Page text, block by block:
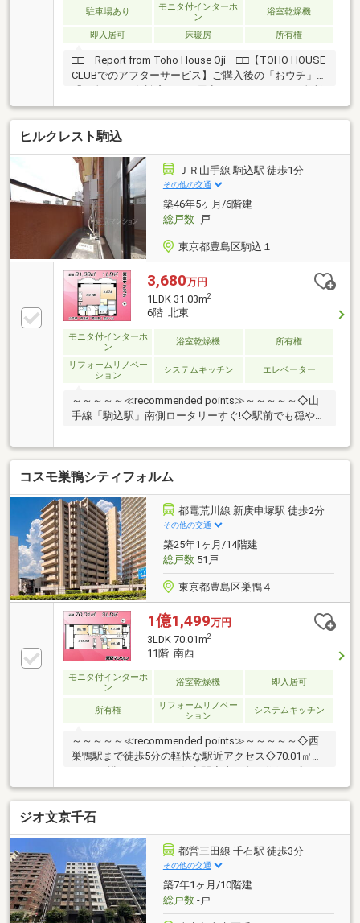
要望に沿った住宅ローンをご紹介します。物件の詳細
について、ご見学希望のお客様は下記番号までお気軽
にご連絡下さい。お問い合わせ専用フリーダイヤル ：
０１２０－０６３－００２
駐車場あり
モニタ付インターホ
ン
浴室乾燥機
即入居可 床暖房 所有権
□□ Report from Toho House Oji □□【TOHO HOUSE
CLUBでのアフターサービス】ご購入後の「おウチ」と
上昇時のリスクヘッジ、借換え相談、繰上返済のタイ
ミング、各種保険の見直し・・・etc・おウチの設備保
証や定期点検、駆け付けサービス・・・etc購入前のタ
イミングは勿論、購入後のご不安につきましてもご相
談可能です！まずはお気軽に現地をご覧下さいませ。
物件の詳細について、ご見学希望のお客様は下記番号
までお気軽にご連絡下さい。お問い合わせ専用フリー
ダイヤル ： ０１２０－６６１－０４０
ヒルクレスト駒込
ＪＲ山手線 駒込駅 徒歩1分
その他の交通
築46年5ヶ月/6階建
総戸数-戸
東京都豊島区駒込１
3,680万円
1LDK 31.03m2
6階 北東
モニタ付インターホ
ン
浴室乾燥機 所有権
リフォームリノベー
ション
システムキッチン エレベーター
～～～～～≪recommended points≫～～～～～◇山
手線「駒込駅」南側ロータリーすぐ!◇駅前でも穏や
望が抜けております!◇フルリノベ実施!ウォークイン
クローゼット付!◇オートロック完備で不在時も安心で
す!～～～～～～～～～～～～～～～～～～～～～～◆
頭金0円から購入可!長期低金利50年ローン!◆提携銀行
多数、住宅ローンご相談下さい!◆車でまとめてご案
内!自宅まで送迎も可!◆年中無休!即日対応させていた
だきます!◆5000円QUOプレゼントキャンペーン♪◆フ
ジテレビ等でCM放映♪
コスモ巣鴨シティフォルム
都電荒川線 新庚申塚駅 徒歩2分
その他の交通
築25年1ヶ月/14階建
総戸数51戸
東京都豊島区巣鴨４
1億1,499万円
3LDK 70.01m2
11階 南西
モニタ付インターホ
ン
浴室乾燥機 即入居可
所有権
リフォームリノベー
ション
システムキッチン
～～～～～≪recommended points≫～～～～～◇西
巣鴨駅まで徒歩5分の軽快な駅近アクセス◇70.01㎡の
明るい室内◇2WIC付きで充実した収納力を確保◇再開
発進む巣鴨エリアに住まう価値～～～～～～～～～～
～～～～～～～～～～～～◆頭金0円から購入可!長期
低金利50年ローン!◆提携銀行多数、住宅ローンご相談
下さい!◆車でまとめてご案内!自宅まで送迎も可!◆年
中無休!即日対応させていただきます!◆5000円QUOプ
レゼントキャンペーン♪◆フジテレビ等でCM放映♪
ジオ文京千石
都営三田線 千石駅 徒歩3分
その他の交通
築7年1ヶ月/10階建
総戸数-戸